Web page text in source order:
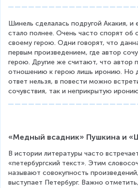
Шинель сделалась подругой Акакия, и
стало полнее. Очень часто спорят об
своему герою. Одни говорят, что
первым произведением, где автор
герою. Другие же считают, что автор
отношению к герою лишь иронию. Но
ответ нельзя, в повести можно
сочувствия, так и неприкрытую
«Медный всадник» Пушкина и
В истории литературы часто
«петербургский текст». Этим
называют совокупность
выступает Петербург. Важно